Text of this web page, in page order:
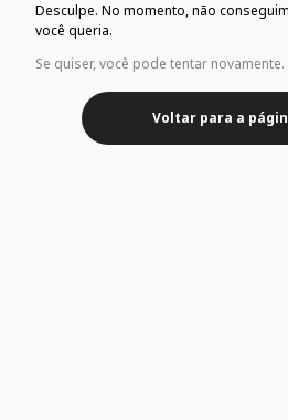
Desculpe. No momento, não
você queria.
Se quiser, você pode tentar novamente.
Voltar para a